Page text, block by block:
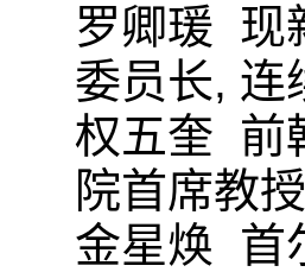
罗卿瑗 现
委员长, 连
权五奎 前
院首席教授
金星焕 首